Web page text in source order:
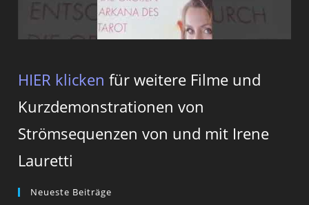
HIER klicken für weitere Filme und
Kurzdemonstrationen von
Strömsequenzen von und mit Irene
Lauretti
Neueste Beiträge